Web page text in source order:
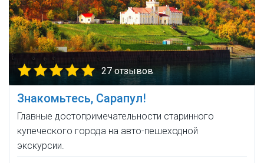
27 отзывов
Знакомьтесь, Сарапул!
Главные достопримечательности старинного
купеческого города на авто-пешеходной
экскурсии.